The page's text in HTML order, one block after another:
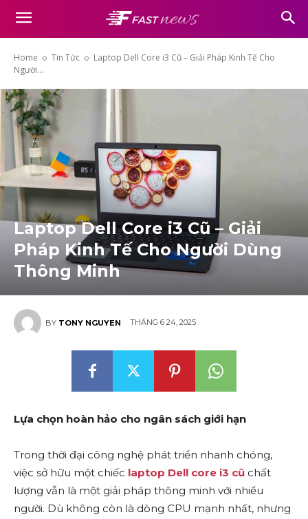
Home Tin Tức
Laptop Dell Core i3 Cũ – Giải Pháp Kinh Tế Cho
Người...
Laptop Dell Core i3 Cũ – Giải
Pháp Kinh Tế Cho Người Dùng
Thông Minh
BY TONY NGUYEN THÁNG 6 24, 2025
Lựa chọn hoàn hảo cho ngân sách giới hạn
Trong thời đại công nghệ phát triển nhanh chóng,
việc sở hữu một chiếc laptop Dell core i3 cũ chất
lượng vẫn là một giải pháp thông minh với nhiều
người. Dù không còn là dòng CPU mạnh nhất, nhưng